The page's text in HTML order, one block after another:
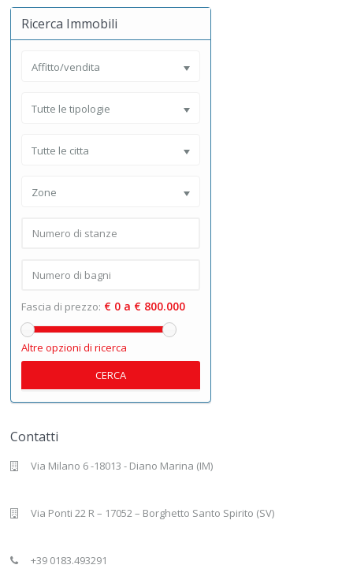
Ricerca Immobili
Affitto/vendita
Tutte le tipologie
Tutte le citta
Zone
Fascia di prezzo: € 0 a € 800.000
Altre opzioni di ricerca
CERCA
Contatti
Via Milano 6 -18013 - Diano Marina (IM)
Via Ponti 22 R – 17052 – Borghetto Santo Spirito (SV)
+39 0183.493291